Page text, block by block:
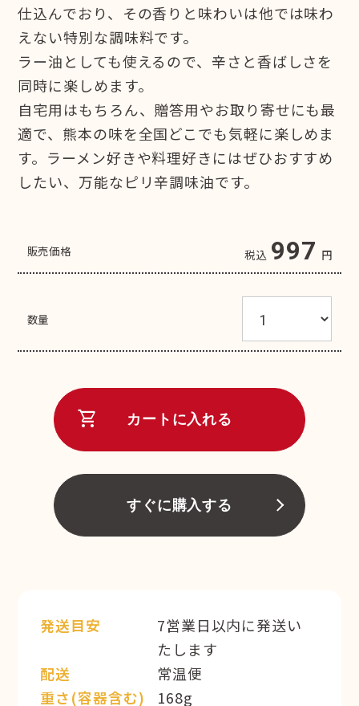
仕込んでおり、その香りと味わいは他では味わ
えない特別な調味料です。
ラー油としても使えるので、辛さと香ばしさを
同時に楽しめます。
自宅用はもちろん、贈答用やお取り寄せにも最
適で、熊本の味を全国どこでも気軽に楽しめま
す。ラーメン好きや料理好きにはぜひおすすめ
したい、万能なピリ辛調味油です。
販売価格 税込 997 円
数量
shopping_cart カートに入れる
すぐに購入する
発送目安
7営業日以内に発送い
たします
配送
常温便
重さ(容器含む)
168g